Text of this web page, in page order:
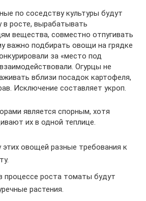
по соседству культуры будут
в росте, вырабатывать
вещества, совместно отпугивать
важно подбирать овощи на грядке
за «место под
Огурцы не
вблизи посадок картофеля,
Исключение составляет укроп.
является спорным, хотя
их в одной теплице.
этих овощей разные требования к
процессе роста томаты будут
растения.